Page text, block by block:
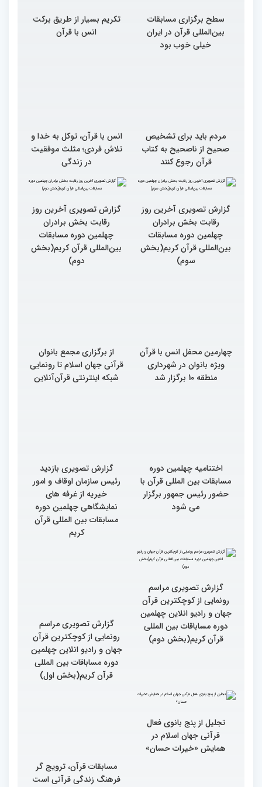
سطح برگزاری مسابقات
بین‌المللی قرآن در ایران
خیلی خوب بود
تکریم بسیار از طریق برکت
انس با قرآن
مردم باید برای تشخیص
صحیح از ناصحیح به کتاب
قرآن رجوع کنند
انس با قرآن، توکل به خدا و
تلاش فردی؛ مثلث موفقیت
در زندگی
گزارش تصویری آخرین روز
رقابت بخش برادران
گزارش تصویری آخرین روز
رقابت بخش برادران
اختتامیه چهلمین دوره
می شود
گزارش تصویری بازدید
رئیس سازمان اوقاف و امور
خیریه از غرفه های
جهان و رادیو انلاین چهلمین
دوره مساباقات بین المللی
قرآن کریم(بخش دوم)
گزارش تصویری مراسم
رونمایی از کوچکترین قرآن